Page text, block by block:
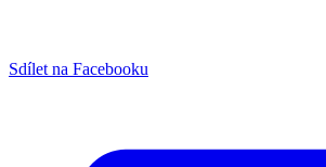
Sdílet na Facebooku